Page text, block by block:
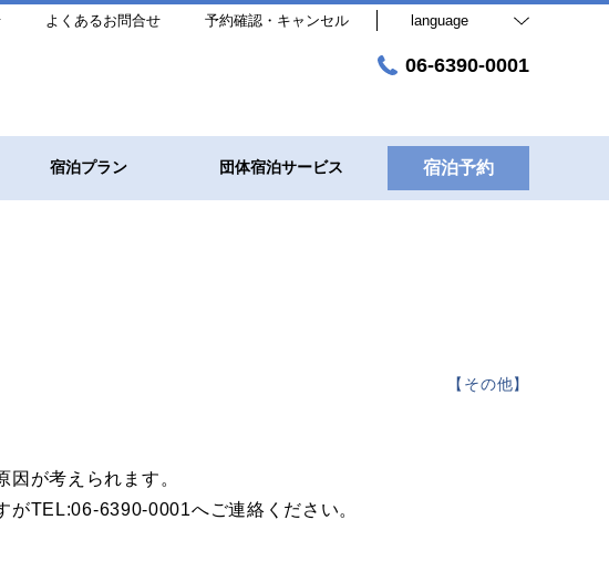
よくあるお問合せ 予約確認・キャンセル language
06-6390-0001
宿泊プラン 団体宿泊サービス 宿泊予約
【 その他】
が考えられます。
がTEL:06-6390-0001へご連絡ください。